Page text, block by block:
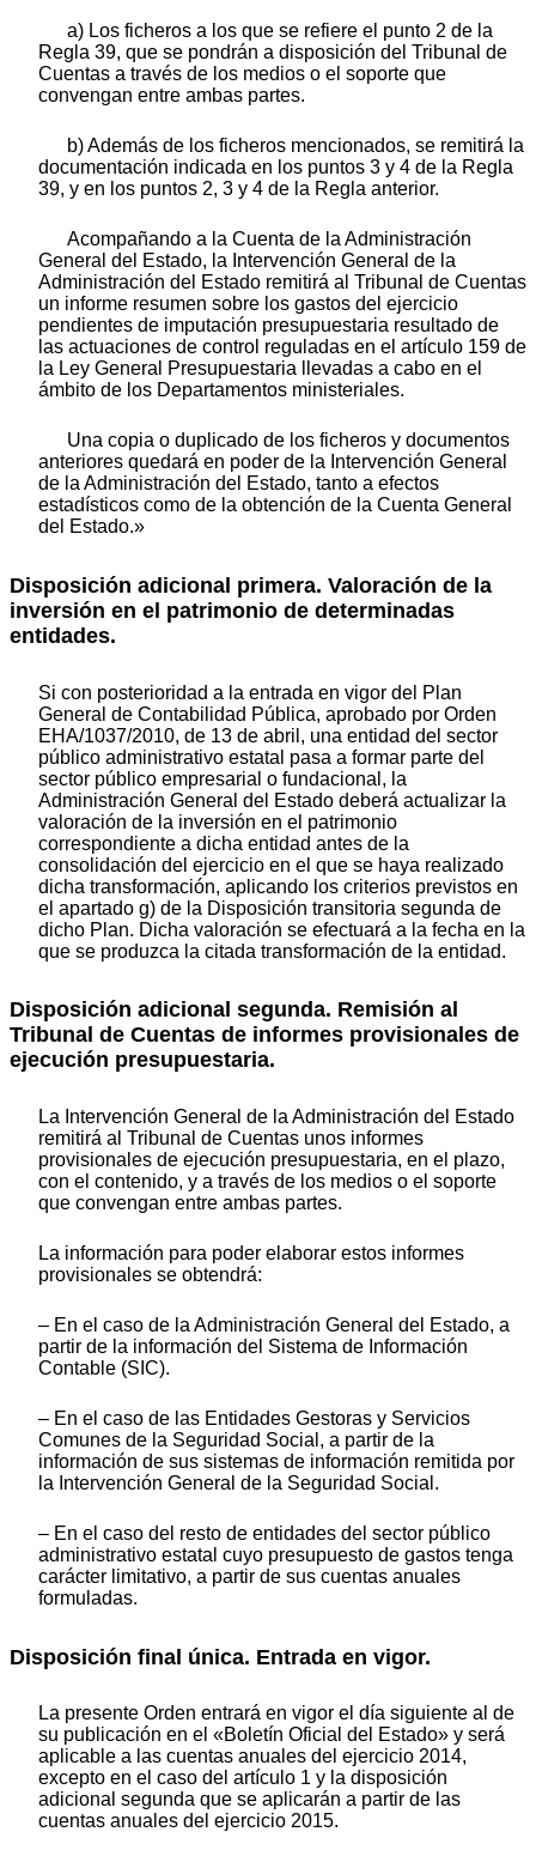
a) Los ficheros a los que se refiere el punto 2 de la
Regla 39, que se pondrán a disposición del Tribunal de
Cuentas a través de los medios o el soporte que
convengan entre ambas partes.
b) Además de los ficheros mencionados, se remitirá la
documentación indicada en los puntos 3 y 4 de la Regla
39, y en los puntos 2, 3 y 4 de la Regla anterior.
Acompañando a la Cuenta de la Administración
General del Estado, la Intervención General de la
Administración del Estado remitirá al Tribunal de Cuentas
un informe resumen sobre los gastos del ejercicio
pendientes de imputación presupuestaria resultado de
las actuaciones de control reguladas en el artículo 159 de
la Ley General Presupuestaria llevadas a cabo en el
ámbito de los Departamentos ministeriales.
Una copia o duplicado de los ficheros y documentos
anteriores quedará en poder de la Intervención General
de la Administración del Estado, tanto a efectos
estadísticos como de la obtención de la Cuenta General
del Estado.»
Disposición adicional primera. Valoración de la
inversión en el patrimonio de determinadas
entidades.
Si con posterioridad a la entrada en vigor del Plan
General de Contabilidad Pública, aprobado por Orden
EHA/1037/2010, de 13 de abril, una entidad del sector
público administrativo estatal pasa a formar parte del
sector público empresarial o fundacional, la
Administración General del Estado deberá actualizar la
valoración de la inversión en el patrimonio
correspondiente a dicha entidad antes de la
consolidación del ejercicio en el que se haya realizado
dicha transformación, aplicando los criterios previstos en
el apartado g) de la Disposición transitoria segunda de
dicho Plan. Dicha valoración se efectuará a la fecha en la
que se produzca la citada transformación de la entidad.
Disposición adicional segunda. Remisión al
Tribunal de Cuentas de informes provisionales de
ejecución presupuestaria.
La Intervención General de la Administración del Estado
remitirá al Tribunal de Cuentas unos informes
provisionales de ejecución presupuestaria, en el plazo,
con el contenido, y a través de los medios o el soporte
que convengan entre ambas partes.
La información para poder elaborar estos informes
provisionales se obtendrá:
– En el caso de la Administración General del Estado, a
partir de la información del Sistema de Información
Contable (SIC).
– En el caso de las Entidades Gestoras y Servicios
Comunes de la Seguridad Social, a partir de la
información de sus sistemas de información remitida por
la Intervención General de la Seguridad Social.
– En el caso del resto de entidades del sector público
administrativo estatal cuyo presupuesto de gastos tenga
carácter limitativo, a partir de sus cuentas anuales
formuladas.
Disposición final única. Entrada en vigor.
La presente Orden entrará en vigor el día siguiente al de
su publicación en el «Boletín Oficial del Estado» y será
aplicable a las cuentas anuales del ejercicio 2014,
excepto en el caso del artículo 1 y la disposición
adicional segunda que se aplicarán a partir de las
cuentas anuales del ejercicio 2015.